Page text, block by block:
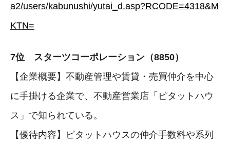
a2/users/kabunushi/yutai_d.asp?RCODE=4318&M
KTN=
7位 スターツコーポレーション（8850）
【企業概要】不動産管理や賃貸・売買仲介を中心
に手掛ける企業で、不動産営業店「ピタットハウ
ス」で知られている。
【優待内容】ピタットハウスの仲介手数料や系列